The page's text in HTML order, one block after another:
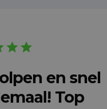
en snel
Top